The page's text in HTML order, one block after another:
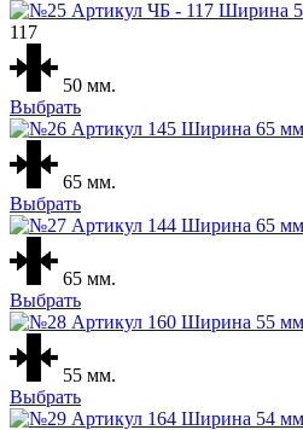
117
50 мм.
Выбрать
65 мм.
Выбрать
65 мм.
Выбрать
55 мм.
Выбрать